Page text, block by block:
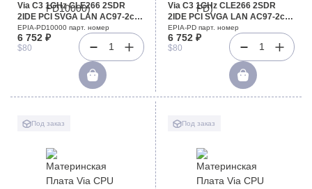
Via C3 1GHz CLE266 2SDR
2IDE PCI SVGA LAN AC97-2ch
Mini-ITX(EPIA-PD10000)
EPIA-PD10000 парт. номер
6 752 ₽
$80 1
Via C3 1GHz CLE266 2SDR
2IDE PCI SVGA LAN AC97-2ch
Mini-ITX(EPIA-PD)
EPIA-PD парт. номер
6 752 ₽
$80 1
Под заказ Под заказ